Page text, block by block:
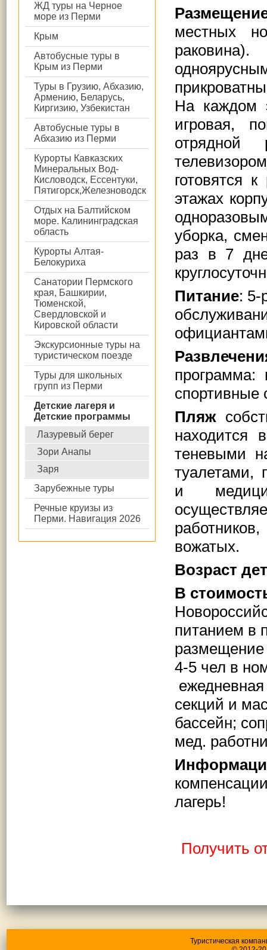
ЖД туры на Черное
море из Перми
Крым
Автобусные туры в
Крым из Перми
Туры в Грузию, Абхазию,
Армению, Беларусь,
Киргизию, Узбекистан
Автобусные туры в
Абхазию из Перми
Курорты Кавказских
Минеральных Вод-
Кисловодск, Ессентуки,
Пятигорск,Железноводск
Отдых на Балтийском
море. Калининградская
область
Курорты Алтая-
Белокуриха
Санатории Пермского
края, Башкирии,
Тюменской,
Свердловской и
Кировской области
Экскурсионные туры на
туристическом поезде
Туры для школьных
групп из Перми
Детские лагеря и
Детские программы
Лазуревый берег
Зори Анапы
Заря
Зарубежные туры
Речные круизы из
Перми. Навигация 2026
местных
раковина).
На каждом
игровая,
отрядной
готовятся
этажах
уборка,
раз в 7
Питание: 5-
программа:
спортивные
Пляж
находится
теневыми
туалетами,
и
вожатых.
Возраст
В
питанием в
4-5 чел в
секций и
бассейн;
мед.
лагерь!
Получить
Туристическая